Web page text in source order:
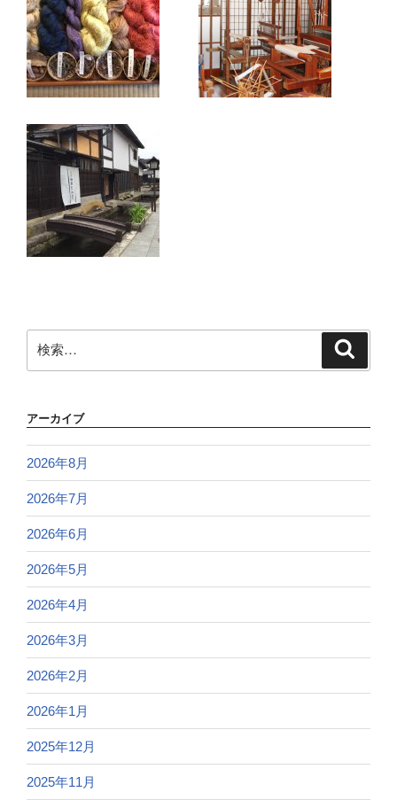
索:
アーカイブ
2026年8月
2026年7月
2026年6月
2026年5月
2026年4月
2026年3月
2026年2月
2026年1月
2025年12月
2025年11月